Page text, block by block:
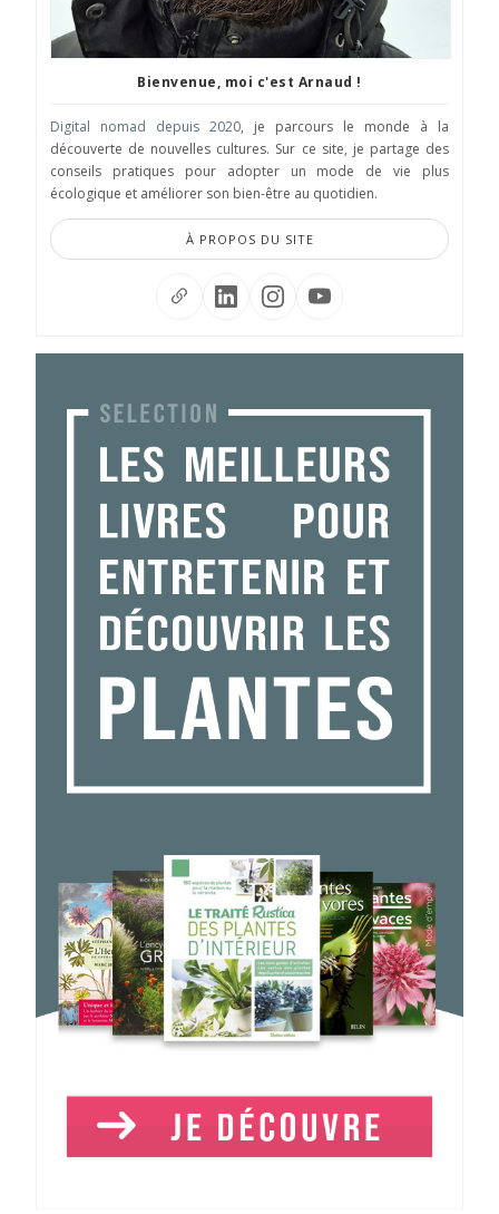
Bienvenue, moi c'est Arnaud !
Digital nomad depuis 2020, je parcours le monde à la
découverte de nouvelles cultures. Sur ce site, je partage des
conseils pratiques pour adopter un mode de vie plus
écologique et améliorer son bien-être au quotidien.
À PROPOS DU SITE